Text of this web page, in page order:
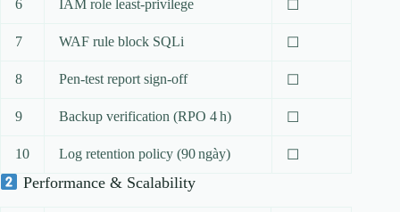
6 IAM role least‑privilege ☐
7 WAF rule block SQLi ☐
8 Pen‑test report sign‑off ☐
9 Backup verification (RPO 4 h) ☐
10 Log retention policy (90 ngày) ☐
Performance & Scalability